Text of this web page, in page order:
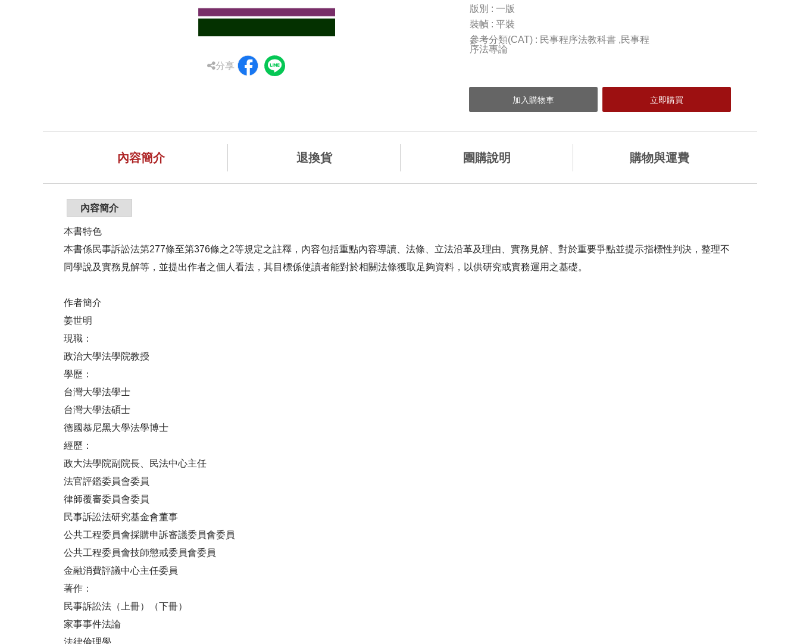
分享
版別 : 一版
裝幀 : 平裝
參考分類(CAT) : 民事程序法教科書 ,民事程
序法專論
內容簡介 退換貨 團購說明 購物與運費
內容簡介
本書特色
本書係民事訴訟法第277條至第376條之2等規定之註釋，內容包括重點內容導讀、法條、立法沿革及理由、實務見解、對於重要爭點並提示指標性判決，整理不
同學說及實務見解等，並提出作者之個人看法，其目標係使讀者能對於相關法條獲取足夠資料，以供研究或實務運用之基礎。
作者簡介
姜世明
現職：
政治大學法學院教授
學歷：
台灣大學法學士
台灣大學法碩士
德國慕尼黑大學法學博士
經歷：
政大法學院副院長、民法中心主任
法官評鑑委員會委員
律師覆審委員會委員
民事訴訟法研究基金會董事
公共工程委員會採購申訴審議委員會委員
公共工程委員會技師懲戒委員會委員
金融消費評議中心主任委員
著作：
民事訴訟法（上冊）（下冊）
家事事件法論
法律倫理學